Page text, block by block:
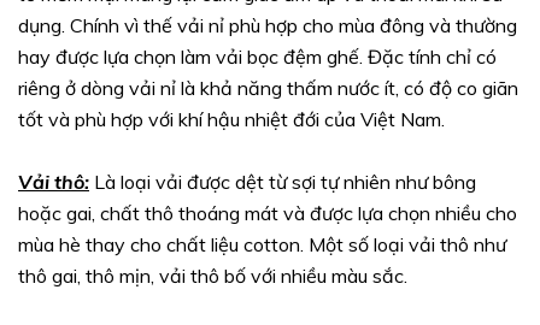
dụng. Chính vì thế vải nỉ phù hợp cho mùa đông và thường
hay được lựa chọn làm vải bọc đệm ghế. Đặc tính chỉ có
riêng ở dòng vải nỉ là khả năng thấm nước ít, có độ co giãn
tốt và phù hợp với khí hậu nhiệt đới của Việt Nam.
Vải thô: Là loại vải được dệt từ sợi tự nhiên như bông
hoặc gai, chất thô thoáng mát và được lựa chọn nhiều cho
mùa hè thay cho chất liệu cotton. Một số loại vải thô như
thô gai, thô mịn, vải thô bố với nhiều màu sắc.